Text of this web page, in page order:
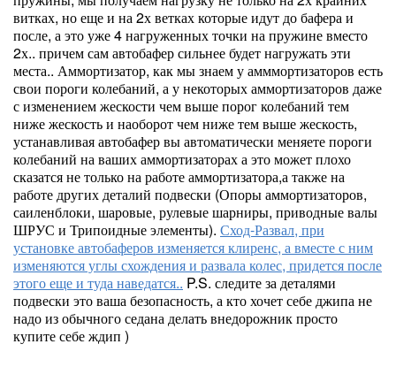
витках, но еще и на 2х ветках которые идут до бафера и
после, а это уже 4 нагруженных точки на пружине вместо
2х.. причем сам автобафер сильнее будет нагружать эти
места.. Аммортизатор, как мы знаем у амммортизаторов есть
свои пороги колебаний, а у некоторых аммортизаторов даже
с изменением жескости чем выше порог колебаний тем
ниже жескость и наоборот чем ниже тем выше жескость,
устанавливая автобафер вы автоматически меняете пороги
колебаний на ваших аммортизаторах а это может плохо
сказатся не только на работе аммортизатора,а также на
работе других деталий подвески (Опоры аммортизаторов,
саиленблоки, шаровые, рулевые шарниры, приводные валы
ШРУС и Трипоидные элементы). Сход-Развал, при
установке автобаферов изменяется клиренс, а вместе с ним
изменяются углы схождения и развала колес, придется после
этого еще и туда наведатся.. P.S. следите за деталями
подвески это ваша безопасность, а кто хочет себе джипа не
надо из обычного седана делать внедорожник просто
купите себе ждип )